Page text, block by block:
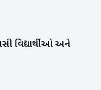
વિદ્યાર્થીઓ અને